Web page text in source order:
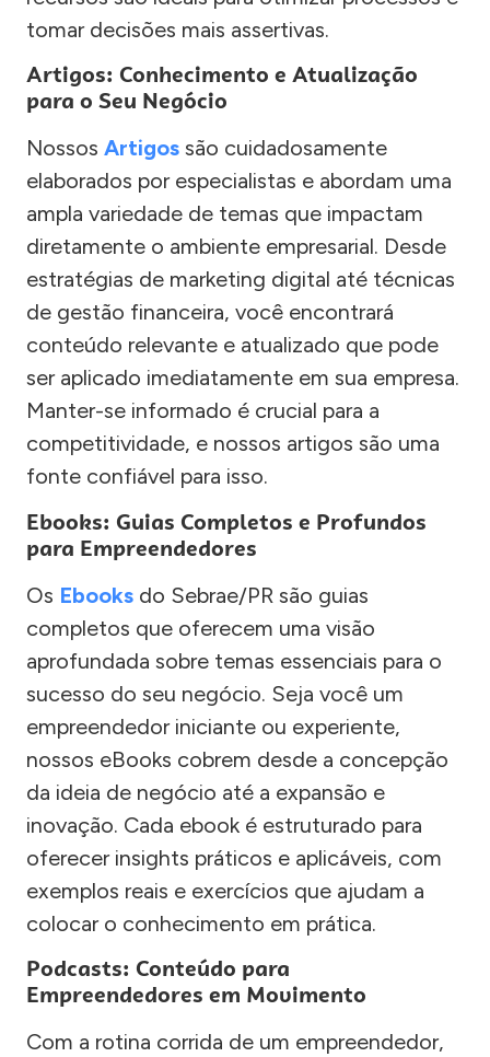
tomar decisões mais assertivas.
Artigos: Conhecimento e Atualização
para o Seu Negócio
Nossos Artigos são cuidadosamente
elaborados por especialistas e abordam uma
ampla variedade de temas que impactam
diretamente o ambiente empresarial. Desde
estratégias de marketing digital até técnicas
de gestão financeira, você encontrará
conteúdo relevante e atualizado que pode
ser aplicado imediatamente em sua empresa.
Manter-se informado é crucial para a
competitividade, e nossos artigos são uma
fonte confiável para isso.
Ebooks: Guias Completos e Profundos
para Empreendedores
Os Ebooks do Sebrae/PR são guias
completos que oferecem uma visão
aprofundada sobre temas essenciais para o
sucesso do seu negócio. Seja você um
empreendedor iniciante ou experiente,
nossos eBooks cobrem desde a concepção
da ideia de negócio até a expansão e
inovação. Cada ebook é estruturado para
oferecer insights práticos e aplicáveis, com
exemplos reais e exercícios que ajudam a
colocar o conhecimento em prática.
Podcasts: Conteúdo para
Empreendedores em Movimento
Com a rotina corrida de um empreendedor,